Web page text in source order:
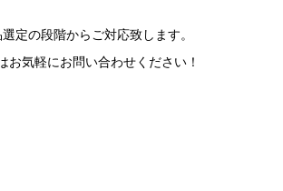
定の段階からご対応致します。
お気軽にお問い合わせください！